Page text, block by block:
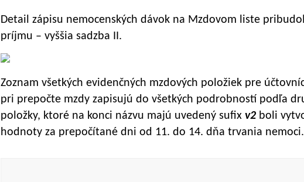
Detail zápisu nemocenských dávok na Mzdovom liste
príjmu – vyššia sadzba II.
Zoznam všetkých evidenčných mzdových položiek pre
pri prepočte mzdy zapisujú do všetkých podrobností podľa
položky, ktoré na konci názvu majú uvedený sufix v2 boli
hodnoty za prepočítané dni od 11. do 14. dňa trvania nemoci.